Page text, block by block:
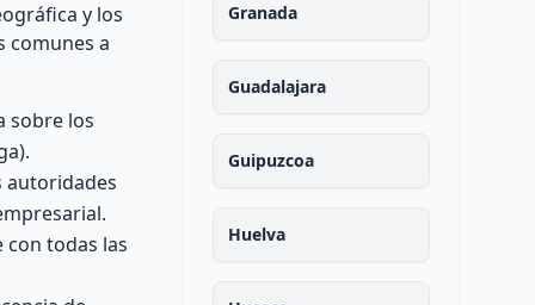
y los
comunes a
sobre los
autoridades
con todas las
Granada
Guadalajara
Guipuzcoa
Huelva